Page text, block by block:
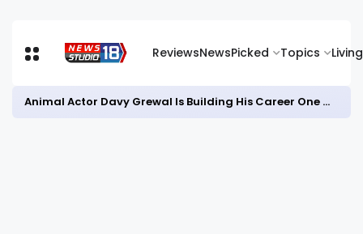
ReviewsNewsPicked Topics Living
Animal Actor Davy Grewal Is Building His Career One Role at a Time- from Courtrooms to Cinema